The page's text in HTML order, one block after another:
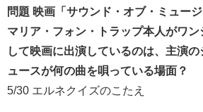
問題 映画「サウンド・オブ・ミュー
マリア・フォン・トラップ本人がワ
して映画に出演しているのは、主演
ュースが何の曲を唄っている場面？
5/30 エルネクイズのこたえ